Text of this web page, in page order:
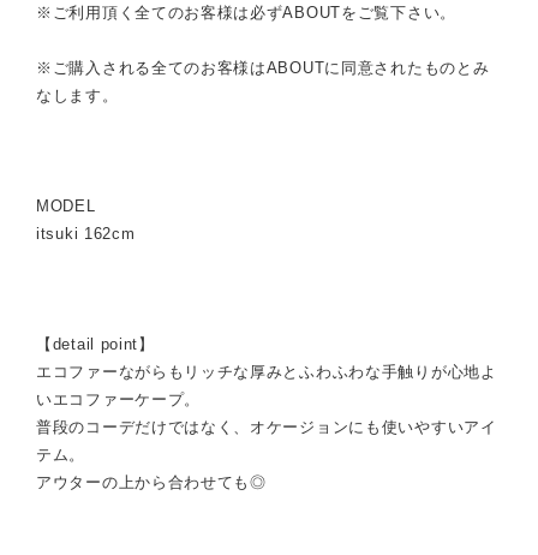
※ご利用頂く全てのお客様は必ずABOUTをご覧下さい。
※ご購入される全てのお客様はABOUTに同意されたものとみ
なします。
MODEL
itsuki 162cm
【detail point】
エコファーながらもリッチな厚みとふわふわな手触りが心地よ
いエコファーケープ。
普段のコーデだけではなく、オケージョンにも使いやすいアイ
テム。
アウターの上から合わせても◎